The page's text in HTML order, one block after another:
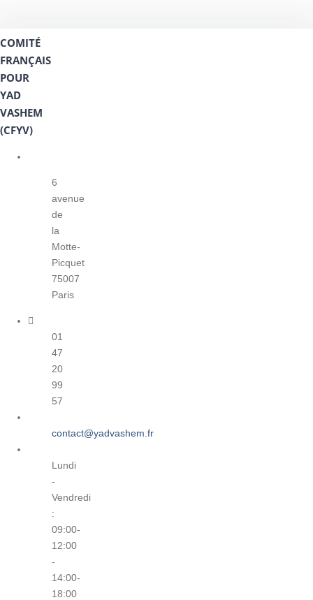
COMITÉ
FRANÇAIS
POUR
YAD
VASHEM
(CFYV)
6
avenue
de
la
Motte-
Picquet
75007
Paris
01
47
20
99
57
contact@yadvashem.fr
Lundi
-
Vendredi
:
09:00-
12:00
-
14:00-
18:00